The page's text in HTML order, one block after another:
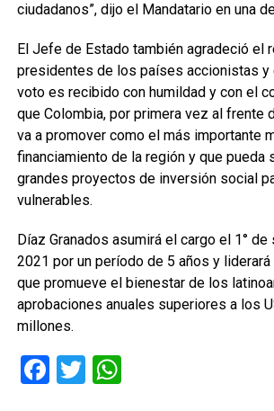
ciudadanos”, dijo el Mandatario en una
El Jefe de Estado también agradeció el
presidentes de los países accionistas y
voto es recibido con humildad y con el
que Colombia, por primera vez al frente
va a promover como el más importante
financiamiento de la región y que pueda
grandes proyectos de inversión social
vulnerables.
Díaz Granados asumirá el cargo el 1°
2021 por un período de 5 años y
que promueve el bienestar de los
aprobaciones anuales superiores a los
millones.
Facebook
TwitterWhatsApp